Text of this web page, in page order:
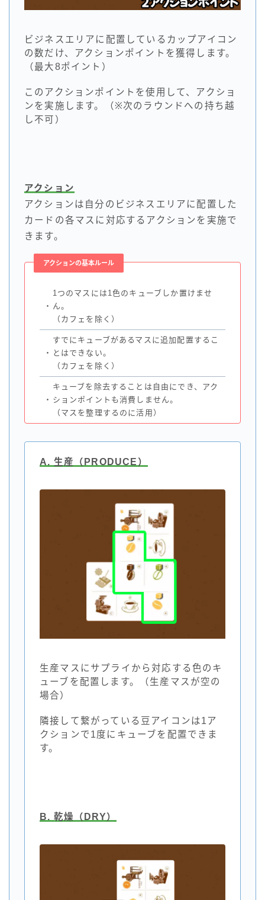
ビジネスエリアに配置しているカップアイコン
の数だけ、アクションポイントを獲得します。
（最大8ポイント）
このアクションポイントを使用して、アクショ
ンを実施します。（※次のラウンドへの持ち越
し不可）
アクション
アクションは自分のビジネスエリアに配置した
カードの各マスに対応するアクションを実施で
きます。
アクションの基本ルール
・
1つのマスには1色のキューブしか置けませ
ん。
（カフェを除く）
・
すでにキューブがあるマスに追加配置するこ
とはできない。
（カフェを除く）
・
キューブを除去することは自由にでき、アク
ションポイントも消費しません。
（マスを整理するのに活用）
A. 生産（PRODUCE）
生産マスにサプライから対応する色のキ
ューブを配置します。（生産マスが空の
場合）
隣接して繋がっている豆アイコンは1ア
クションで1度にキューブを配置できま
す。
B. 乾燥（DRY）